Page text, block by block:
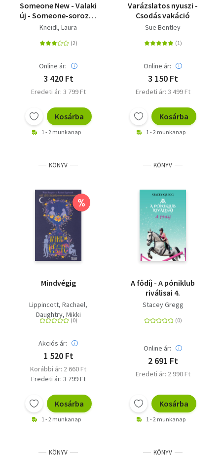
Someone New - Valaki
új - Someone-sorozat
1. rész
Kneidl, Laura
Online ár:
3 420 Ft
Eredeti ár: 3 799 Ft
Kosárba
1 - 2 munkanap
Varázslatos nyuszi -
Csodás vakáció
Sue Bentley
Online ár:
3 150 Ft
Eredeti ár: 3 499 Ft
Kosárba
1 - 2 munkanap
KÖNYV
%
Mindvégig
Lippincott, Rachael
Daughtry, Mikki
Akciós ár:
1 520 Ft
Korábbi ár: 2 660 Ft
Eredeti ár: 3 799 Ft
Kosárba
1 - 2 munkanap
KÖNYV
A fődíj - A póniklub
riválisai 4.
Stacey Gregg
Online ár:
2 691 Ft
Eredeti ár: 2 990 Ft
Kosárba
1 - 2 munkanap
KÖNYV KÖNYV